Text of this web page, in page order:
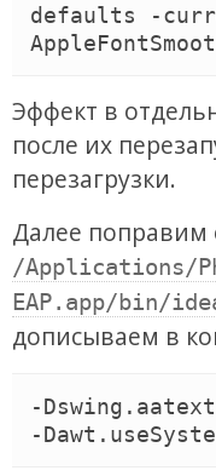
defaults -
Эффект в
после их
перезагрузки.
Далее поправим
/Applications/
EAP.app/bin/
дописываем в
-